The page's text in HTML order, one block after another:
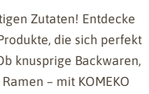
Zutaten! Entdecke
die sich perfekt
knusprige Backwaren,
– mit KOMEKO